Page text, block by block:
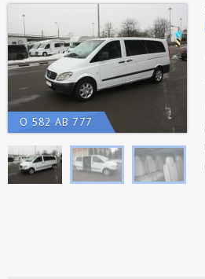
О 582 АВ 777